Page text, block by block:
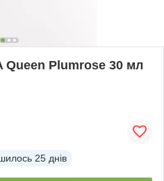
Queen Plumrose 30 мл
25 днів